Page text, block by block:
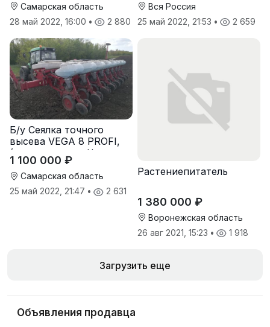
отличном состоянии
Самарская область
28 май 2022, 16:00 • 2 880
отличном состоянии
Вся Россия
25 май 2022, 21:53 • 2 659
Б/у Сеялка точного
высева VEGA 8 PROFI,
(производство Червона
Зирка), 2016 г, в
отличном состоянии
1 100 000 ₽
Самарская область
25 май 2022, 21:47 • 2 631
Растениепитатель
1 380 000 ₽
Воронежская область
26 авг 2021, 15:23 • 1 918
Загрузить еще
Объявления продавца